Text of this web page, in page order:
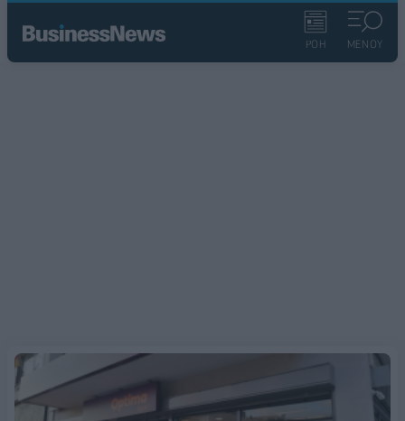
ΡΟΗ ΜΕΝΟΥ